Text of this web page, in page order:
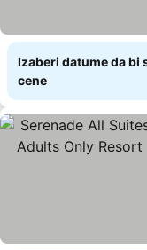
Izaberi datume da bi
cene